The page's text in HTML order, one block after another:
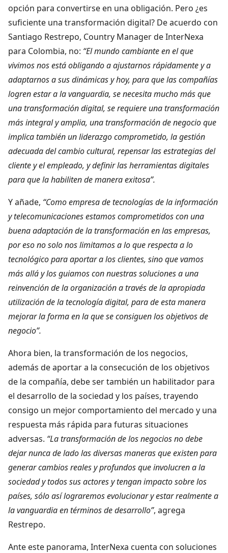
opción para convertirse en una obligación. Pero ¿es
suficiente una transformación digital? De acuerdo con
Santiago Restrepo, Country Manager de InterNexa
para Colombia, no: “El mundo cambiante en el que
vivimos nos está obligando a ajustarnos rápidamente y a
adaptarnos a sus dinámicas y hoy, para que las compañías
logren estar a la vanguardia, se necesita mucho más que
una transformación digital, se requiere una transformación
más integral y amplia, una transformación de negocio que
implica también un liderazgo comprometido, la gestión
adecuada del cambio cultural, repensar las estrategias del
cliente y el empleado, y definir las herramientas digitales
para que la habiliten de manera exitosa”.
Y añade, “Como empresa de tecnologías de la información
y telecomunicaciones estamos comprometidos con una
buena adaptación de la transformación en las empresas,
por eso no solo nos limitamos a lo que respecta a lo
tecnológico para aportar a los clientes, sino que vamos
más allá y los guiamos con nuestras soluciones a una
reinvención de la organización a través de la apropiada
utilización de la tecnología digital, para de esta manera
mejorar la forma en la que se consiguen los objetivos de
negocio”.
Ahora bien, la transformación de los negocios,
además de aportar a la consecución de los objetivos
de la compañía, debe ser también un habilitador para
el desarrollo de la sociedad y los países, trayendo
consigo un mejor comportamiento del mercado y una
respuesta más rápida para futuras situaciones
adversas. “La transformación de los negocios no debe
dejar nunca de lado las diversas maneras que existen para
generar cambios reales y profundos que involucren a la
sociedad y todos sus actores y tengan impacto sobre los
países, sólo así lograremos evolucionar y estar realmente a
la vanguardia en términos de desarrollo”, agrega
Restrepo.
Ante este panorama, InterNexa cuenta con soluciones